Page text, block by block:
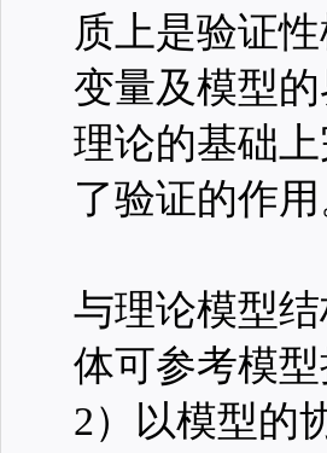
质上是验证
变量及模型
理论的基础
了验证的作用
与理论模型
体可参考模型
2）以模型的